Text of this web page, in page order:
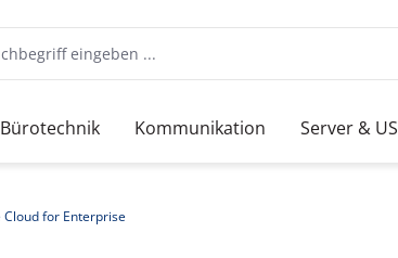
Bürotechnik Kommunikation Server &
Cloud for Enterprise